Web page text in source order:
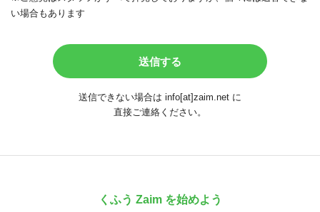
い場合もあります
送信できない場合は info[at]zaim.net に
直接ご連絡ください。
くふう Zaim を始めよう